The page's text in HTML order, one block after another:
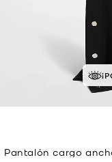
Pantalón cargo